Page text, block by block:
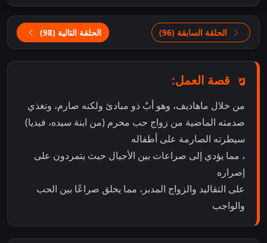
الحلقة السابقة (96) الحلقة التالية (98)
قصة العمل:
من خلال ماهاديف، وهو أبٌ ذو مبادئ ولكنه صارم، وتغذي
صدمته الماضية من زواج حب محرم (من ابنة سيده، فيديا)
سيطرته الصارمة على أطفاله
، مما يؤدي إلى صراعات بين الأجيال حيث يتمردون على
إصراره
على التقاليد والزواج المدبر، مما يخلق صراعًا بين الحب
والواجب